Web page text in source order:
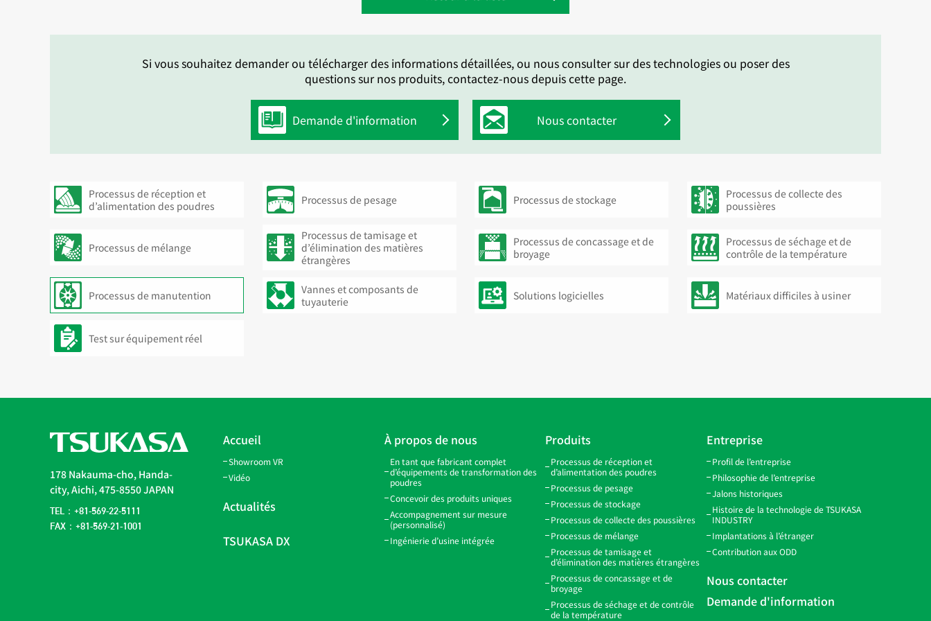
Si vous souhaitez demander ou télécharger des informations détaillées, ou nous consulter sur des technologies ou poser des
questions sur nos produits, contactez-nous depuis cette page.
Demande d'information Nous contacter
Processus de réception et
d’alimentation des poudres
Processus de pesage Processus de stockage
Processus de collecte des
poussières
Processus de mélange
Processus de tamisage et
d’élimination des matières
étrangères
Processus de concassage et de
broyage
Processus de séchage et de
contrôle de la température
Processus de manutention
Vannes et composants de
tuyauterie
Solutions logicielles Matériaux difficiles à usiner
Test sur équipement réel
178 Nakauma-cho, Handa-
city, Aichi, 475-8550 JAPAN
TEL：+81-569-22-5111
FAX：+81-569-21-1001
Accueil
Showroom VR
Vidéo
Actualités
TSUKASA DX
À propos de nous
En tant que fabricant complet
d’équipements de transformation des
poudres
Concevoir des produits uniques
Accompagnement sur mesure
(personnalisé)
Ingénierie d’usine intégrée
Produits
Processus de réception et
d’alimentation des poudres
Processus de pesage
Processus de stockage
Processus de collecte des poussières
Processus de mélange
Processus de tamisage et
d’élimination des matières étrangères
Processus de concassage et de
broyage
Processus de séchage et de contrôle
de la température
Entreprise
Profil de l’entreprise
Philosophie de l’entreprise
Jalons historiques
Histoire de la technologie de TSUKASA
INDUSTRY
Implantations à l’étranger
Contribution aux ODD
Nous contacter
Demande d'information